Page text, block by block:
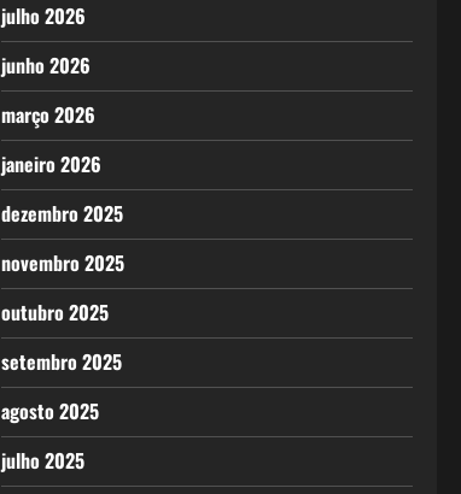
julho 2026
junho 2026
março 2026
janeiro 2026
dezembro 2025
novembro 2025
outubro 2025
setembro 2025
agosto 2025
julho 2025